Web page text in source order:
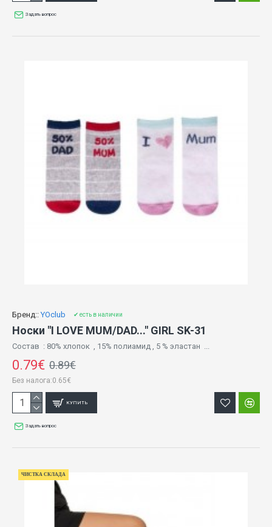
Задать вопрос
Бренд:: YOclub ✔ есть в наличии
Носки "I LOVE MUM/DAD..." GIRL SK-31
Состав : 80% хлопок , 15% полиамид , 5 % эластан ...
0.79€ 0.89€
Без налога:0.65€
КУПИТЬ
Задать вопрос
ЧИСТКА СКЛАДА